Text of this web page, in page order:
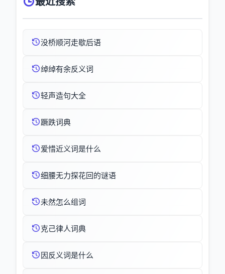
没桥顺河走歇后语
绰绰有余反义词
轻声造句大全
蹶跌词典
爱惜近义词是什么
细腰无力探花回的谜语
未然怎么组词
克己律人词典
因反义词是什么